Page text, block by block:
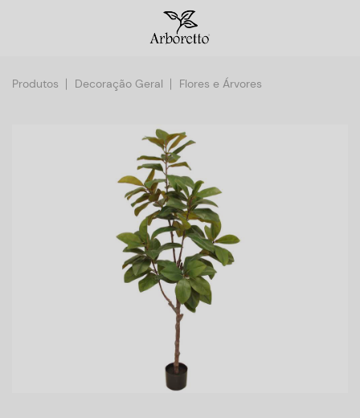
Produtos Decoração Geral Flores e Árvores